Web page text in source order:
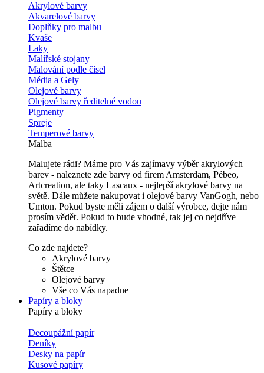
Akrylové barvy
Akvarelové barvy
Doplňky pro malbu
Kvaše
Laky
Malířské stojany
Malování podle čísel
Média a Gely
Olejové barvy
Olejové barvy ředitelné vodou
Pigmenty
Spreje
Temperové barvy
Malba
Malujete rádi? Máme pro Vás zajímavy výběr akrylových
barev - naleznete zde barvy od firem Amsterdam, Pébeo,
Artcreation, ale taky Lascaux - nejlepší akrylové barvy na
světě. Dále můžete nakupovat i olejové barvy VanGogh, nebo
Umton. Pokud byste měli zájem o další výrobce, dejte nám
prosím vědět. Pokud to bude vhodné, tak jej co nejdříve
zařadíme do nabídky.
Co zde najdete?
Akrylové barvy
Štětce
Olejové barvy
Vše co Vás napadne
Papíry a bloky
Papíry a bloky
Decoupážní papír
Deníky
Desky na papír
Kusové papíry